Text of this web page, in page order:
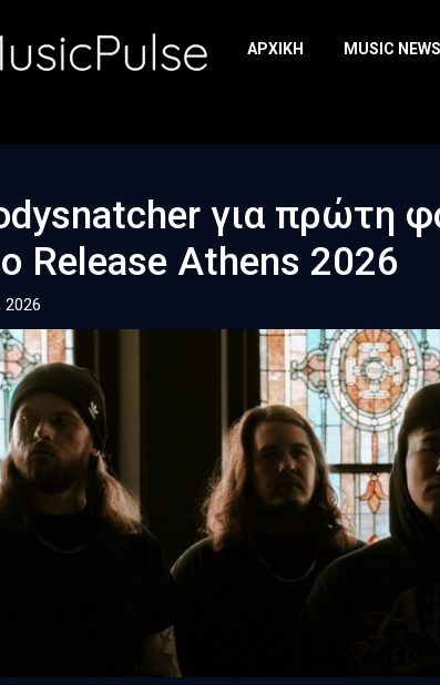
ΑΡΧΙΚΉ MUSIC NEWS
για πρώτη
Release Athens 2026
2026